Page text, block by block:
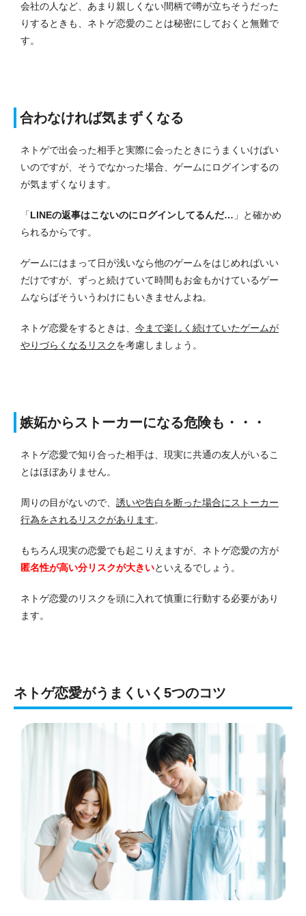
会社の人など、あまり親しくない間柄で噂が立ちそうだった
りするときも、ネトゲ恋愛のことは秘密にしておくと無難で
す。
合わなければ気まずくなる
ネトゲで出会った相手と実際に会ったときにうまくいけばい
いのですが、そうでなかった場合、ゲームにログインするの
が気まずくなります。
「LINEの返事はこないのにログインしてるんだ… 」と確かめ
られるからです。
ゲームにはまって日が浅いなら他のゲームをはじめればいい
だけですが、ずっと続けていて時間もお金もかけているゲー
ムならばそういうわけにもいきませんよね。
ネトゲ恋愛をするときは、 今まで楽しく続けていたゲームが
やりづらくなるリスクを考慮しましょう。
嫉妬からストーカーになる危険も・・・
ネトゲ恋愛で知り合った相手は、現実に共通の友人がいるこ
とはほぼありません。
周りの目がないので、 誘いや告白を断った場合にストーカー
行為をされるリスクがあります。
もちろん現実の恋愛でも起こりえますが、ネトゲ恋愛の方が
匿名性が高い分リスクが大きいといえるでしょう。
ネトゲ恋愛のリスクを頭に入れて慎重に行動する必要があり
ます。
ネトゲ恋愛がうまくいく5つのコツ